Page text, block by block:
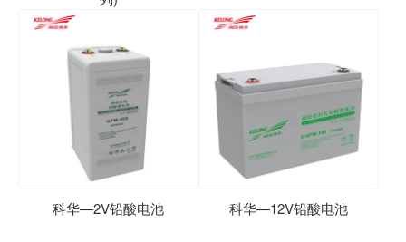
科华—2V铅酸电池 科华—12V铅酸电池